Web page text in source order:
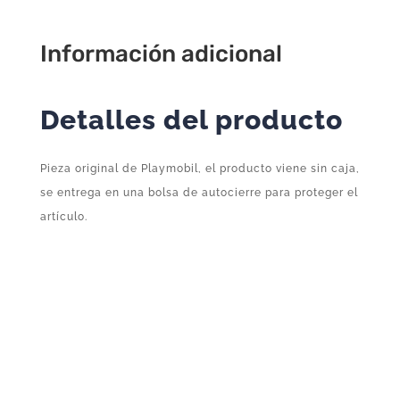
Complemento
Playmobil
Información adicional
Detalles del producto
Pieza original de Playmobil, el producto viene sin caja,
se entrega en una bolsa de autocierre para proteger el
artículo.